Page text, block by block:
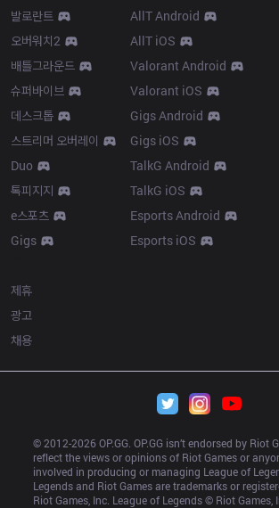
발로란트
오버워치2
배틀그라운드
슈퍼바이브
데스크톱
스트리머 오버레이
Duo
톡피지지
e스포츠
Gigs
AllT Android
AllT iOS
Valorant Android
Valorant iOS
Gigs Android
Gigs iOS
TalkG Android
TalkG iOS
Esports Android
Esports iOS
제휴
광고
채용
© 2012-2026 OP.GG. OP.GG isn’t endorsed by Riot
reflect the views or opinions of Riot Games or
involved in producing or managing League of
Legends and Riot Games are trademarks or
Riot Games, Inc. League of Legends © Riot Games,